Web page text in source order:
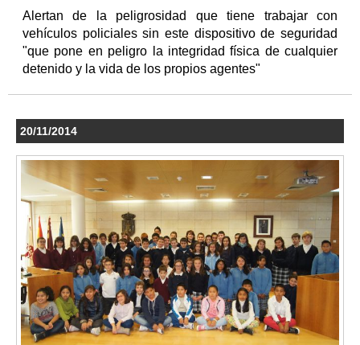
Alertan de la peligrosidad que tiene trabajar con
vehículos policiales sin este dispositivo de seguridad
"que pone en peligro la integridad física de cualquier
detenido y la vida de los propios agentes"
20/11/2014